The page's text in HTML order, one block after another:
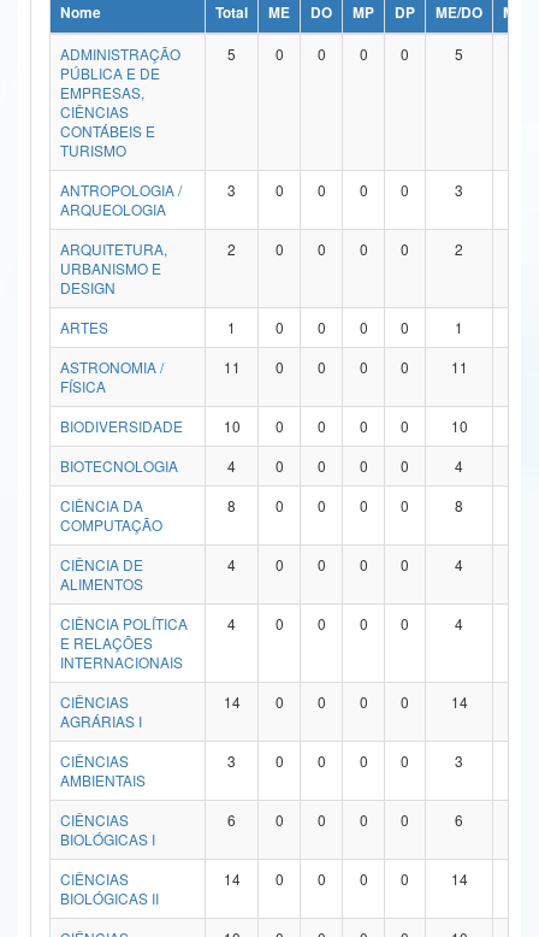
Ministério da Ciência, Tecnologia, Inovações e Comunicações
Ministério do Meio Ambiente
Ministério do Turismo
Ministério do Desenvolvimento Regional
Controladoria-Geral da União
Ministério da Mulher, da Família e dos Direitos Humanos
Secretaria de Governo
Advocacia-Geral da União
Banco Central do Brasil
Nome Total ME DO MP DP ME/DO
MP/
ADMINISTRAÇÃO
PÚBLICA E DE
EMPRESAS,
CIÊNCIAS
CONTÁBEIS E
TURISMO
5 0 0 0 0 5
ANTROPOLOGIA /
ARQUEOLOGIA
3 0 0 0 0 3
ARQUITETURA,
URBANISMO E
DESIGN
2 0 0 0 0 2
ARTES 1 0 0 0 0 1
ASTRONOMIA /
FÍSICA
11 0 0 0 0 11
BIODIVERSIDADE 10 0 0 0 0 10
BIOTECNOLOGIA
4 0 0 0 0 4
CIÊNCIA DA
COMPUTAÇÃO
8 0 0 0 0 8
CIÊNCIA DE
ALIMENTOS
4 0 0 0 0 4
CIÊNCIA POLÍTICA
E RELAÇÕES
INTERNACIONAIS
4 0 0 0 0 4
CIÊNCIAS
AGRÁRIAS I
14 0 0 0 0 14
CIÊNCIAS
AMBIENTAIS
3 0 0 0 0 3
CIÊNCIAS
BIOLÓGICAS I
6 0 0 0 0 6
CIÊNCIAS
BIOLÓGICAS II
14 0 0 0 0 14